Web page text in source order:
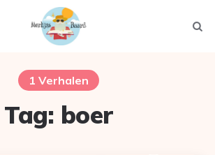
1 Verhalen
Tag: boer